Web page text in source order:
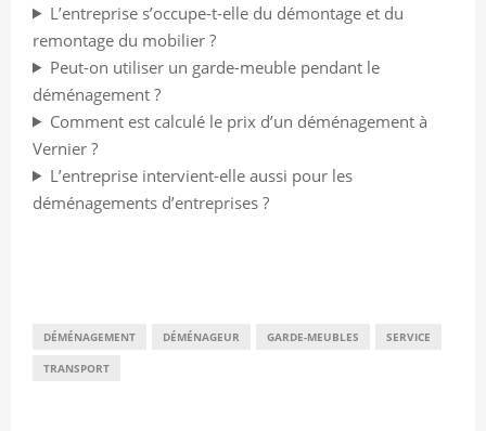
L’entreprise s’occupe-t-elle du démontage et du
remontage du mobilier ?
Peut-on utiliser un garde-meuble pendant le
déménagement ?
Comment est calculé le prix d’un déménagement à
Vernier ?
L’entreprise intervient-elle aussi pour les
déménagements d’entreprises ?
DÉMÉNAGEMENT DÉMÉNAGEUR GARDE-MEUBLES SERVICE
TRANSPORT